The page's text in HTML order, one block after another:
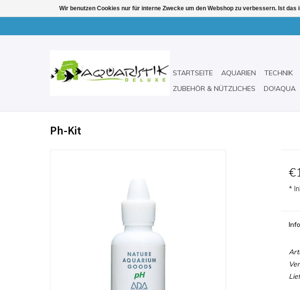
STARTSEITE AQUARIEN TECHNIK
ZUBEHÖR & NÜTZLICHES
DO!AQUA
Ph-Kit
*
Wir benutzen Cookies nur für interne Zwecke um den Webshop zu verbessern. Ist das